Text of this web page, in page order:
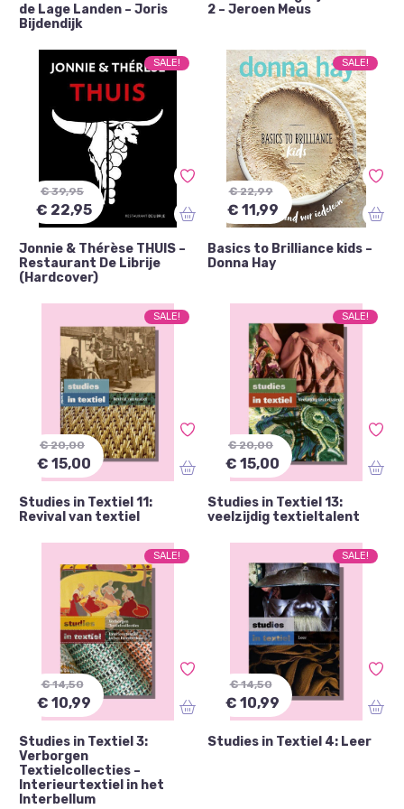
de Lage Landen – Joris
Bijdendijk
2 – Jeroen Meus
SALE!
€ 39,95
€ 22,95
Jonnie & Thérèse THUIS –
Restaurant De Librije
(Hardcover)
SALE!
€ 22,99
€ 11,99
Basics to Brilliance kids –
Donna Hay
SALE!
€ 20,00
€ 15,00
Studies in Textiel 11:
Revival van textiel
SALE!
€ 20,00
€ 15,00
Studies in Textiel 13:
veelzijdig textieltalent
SALE!
€ 14,50
€ 10,99
Studies in Textiel 3:
Verborgen
Textielcollecties –
Interieurtextiel in het
Interbellum
SALE!
€ 14,50
€ 10,99
Studies in Textiel 4: Leer